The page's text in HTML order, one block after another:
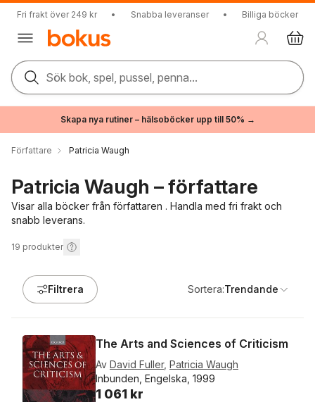
Fri frakt över 249 kr • Snabba leveranser • Billiga böcker
Sök bok, spel, pussel, penna...
Skapa nya rutiner – hälsoböcker upp till 50% →
Författare Patricia Waugh
Patricia Waugh – författare
Visar alla böcker från författaren . Handla med fri frakt och
snabb leverans.
19 produkter
Filtrera Sortera:Trendande
The Arts and Sciences of Criticism
Av David Fuller, Patricia Waugh
Inbunden, Engelska, 1999
1 061 kr